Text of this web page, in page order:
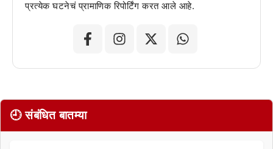
प्रत्येक घटनेचं प्रामाणिक रिपोर्टिंग करत आले आहे.
🕘 संबंधित बातम्या